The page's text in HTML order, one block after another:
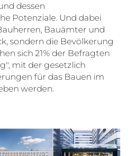
dessen
Potenziale. Und dabei
Bauämter und
sondern die Bevölkerung
sich 21% der Befragten
mit der gesetzlich
für das Bauen im
werden.